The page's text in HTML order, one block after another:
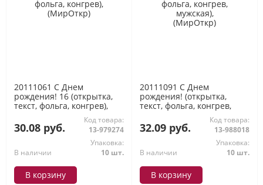
20111061 С Днем
рождения! 16 (открытка,
текст, фольга, конгрев),
30.08 руб.
Код товара:
13-979274
В наличии
Упаковка:
10 шт.
В корзину
20111091 С Днем
рождения! (открытка,
текст, фольга, конгрев,
мужская), (МирОткр)
32.09 руб.
Код товара:
13-988018
В наличии
Упаковка:
10 шт.
В корзину